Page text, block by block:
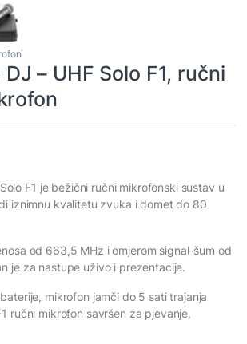
– UHF Solo F1, ručni
F1 je bežični ručni mikrofonski sustav u
iznimnu kvalitetu zvuka i domet do 80
od 663,5 MHz i omjerom signal-šum od
je za nastupe uživo i prezentacije.
mikrofon jamči do 5 sati trajanja
ručni mikrofon savršen za pjevanje,